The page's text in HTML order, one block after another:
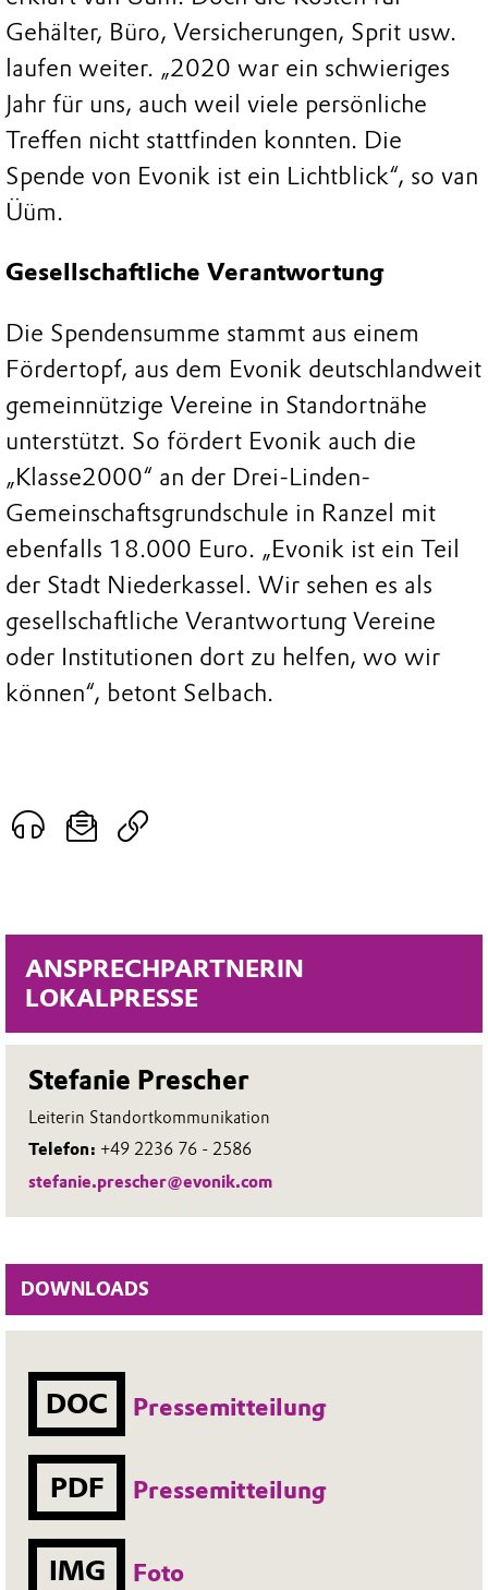
ANSPRECHPARTNERIN
LOKALPRESSE
Stefanie Prescher
Leiterin Standortkommunikation
Telefon: +49 2236 76 - 2586
stefanie.prescher@evonik.com
DOWNLOADS
DOC Pressemitteilung
PDF Pressemitteilung
IMG Foto
Gehälter, Büro, Versicherungen, Sprit usw.
laufen weiter. „2020 war ein schwieriges
Jahr für uns, auch weil viele persönliche
Treffen nicht stattfinden konnten. Die
Spende von Evonik ist ein Lichtblick“, so van
Üüm.
Gesellschaftliche Verantwortung
Die Spendensumme stammt aus einem
Fördertopf, aus dem Evonik deutschlandweit
gemeinnützige Vereine in Standortnähe
unterstützt. So fördert Evonik auch die
„Klasse2000“ an der Drei-Linden-
Gemeinschaftsgrundschule in Ranzel mit
ebenfalls 18.000 Euro. „Evonik ist ein Teil
der Stadt Niederkassel. Wir sehen es als
gesellschaftliche Verantwortung Vereine
oder Institutionen dort zu helfen, wo wir
können“, betont Selbach.